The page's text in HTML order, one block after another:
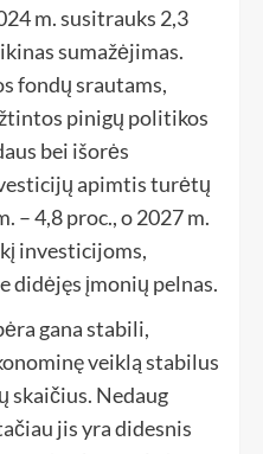
m. susitrauks 2,3
sumažėjimas.
fondų srautams,
pinigų politikos
bei išorės
apimtis turėtų
– 4,8 proc., o 2027 m.
investicijoms,
didėjęs įmonių pelnas.
gana stabili,
veiklą stabilus
skaičius. Nedaug
jis yra didesnis